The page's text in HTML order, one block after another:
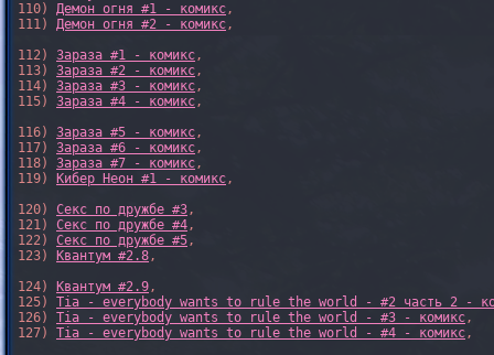
110) Демон огня #1 - комикс,
111) Демон огня #2 - комикс,
112) Зараза #1 - комикс,
113) Зараза #2 - комикс,
114) Зараза #3 - комикс,
115) Зараза #4 - комикс,
116) Зараза #5 - комикс,
117) Зараза #6 - комикс,
118) Зараза #7 - комикс,
119)
Кибер Неон #1 - комикс,
120) Секс по дружбе #3,
121) Секс по дружбе #4,
122) Секс по дружбе #5,
123)
Квантум #2.8,
124)
Квантум #2.9,
125) Tia - everybody wants to rule the world - #2 часть 2 -
126) Tia - everybody wants to rule the world - #3 - комикс,
127) Tia - everybody wants to rule the world - #4 - комикс,